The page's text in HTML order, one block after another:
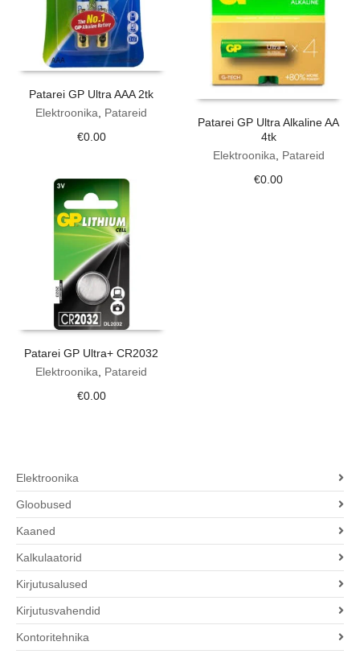
Patarei GP Ultra AAA 2tk
Elektroonika
Patareid
€0.00
Patarei GP Ultra Alkaline AA
4tk
Elektroonika
Patareid
€0.00
Patarei GP Ultra+ CR2032
Elektroonika
Patareid
€0.00
Elektroonika
Gloobused
Kaaned
Kalkulaatorid
Kirjutusalused
Kirjutusvahendid
Kontoritehnika